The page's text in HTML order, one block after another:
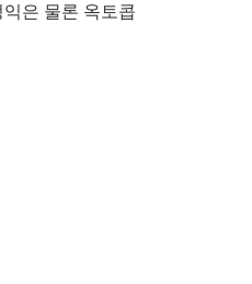
은 물론 옥토콥